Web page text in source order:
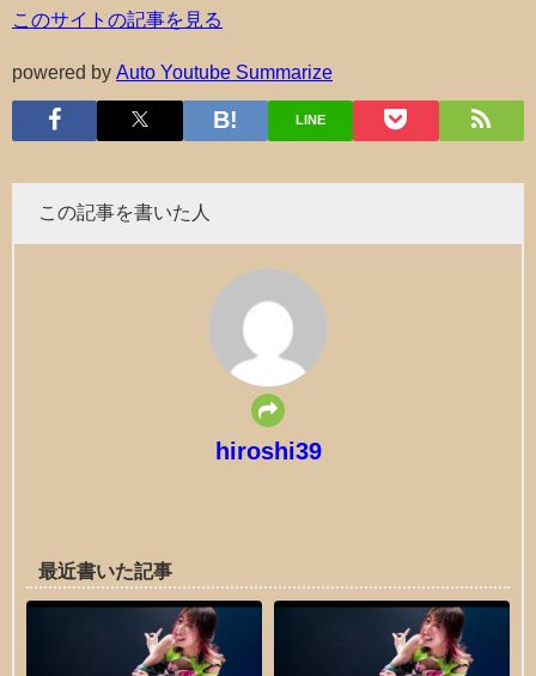
このサイトの記事を見る
powered by Auto Youtube Summarize
LINE
この記事を書いた人
hiroshi39
最近書いた記事